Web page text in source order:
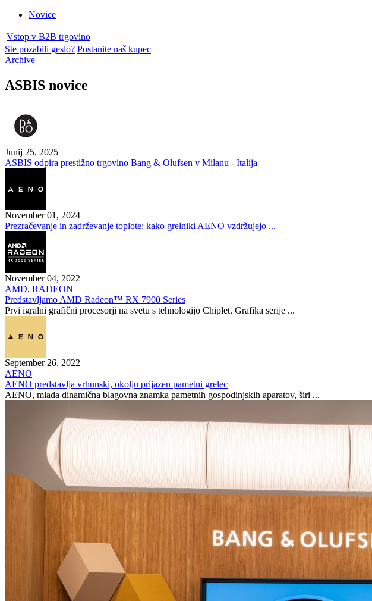
Novice
Vstop v B2B trgovino
Ste pozabili geslo? Postanite naš kupec
Archive
ASBIS novice
Junij 25, 2025
ASBIS odpira prestižno trgovino Bang & Olufsen v Milanu - Italija
November 01, 2024
Prezračevanje in zadrževanje toplote: kako grelniki AENO vzdržujejo ...
November 04, 2022
AMD, RADEON
Predstavljamo AMD Radeon™ RX 7900 Series
Prvi igralni grafični procesorji na svetu s tehnologijo Chiplet. Grafika serije ...
September 26, 2022
AENO
AENO predstavlja vrhunski, okolju prijazen pametni grelec
AENO, mlada dinamična blagovna znamka pametnih gospodinjskih aparatov, širi ...